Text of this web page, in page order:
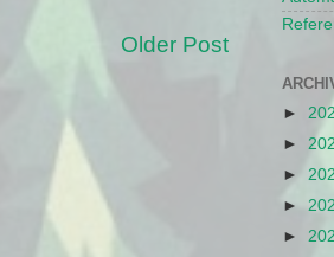
Older Post
►
►
►
►
►